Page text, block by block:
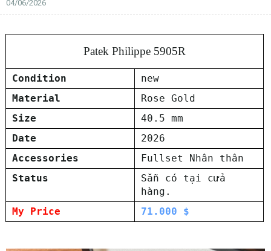
04/06/2026
Patek Philippe 5905R
Condition
new
Material
Rose Gold
Size
40.5 mm
Date
2026
Accessories
Fullset Nhân thân
Status
Sẵn có tại cửa
hàng.
My Price
71.000 $